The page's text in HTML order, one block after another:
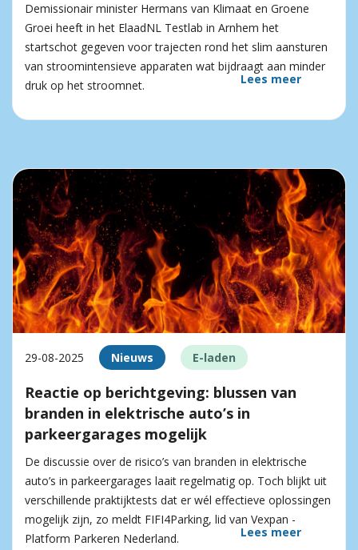
Demissionair minister Hermans van Klimaat en Groene
Groei heeft in het ElaadNL Testlab in Arnhem het
startschot gegeven voor trajecten rond het slim aansturen
van stroomintensieve apparaten wat bijdraagt aan minder
druk op het stroomnet.
Lees meer
29-08-2025 Nieuws E-laden
Reactie op berichtgeving: blussen van
branden in elektrische auto’s in
parkeergarages mogelijk
De discussie over de risico’s van branden in elektrische
auto’s in parkeergarages laait regelmatig op. Toch blijkt uit
verschillende praktijktests dat er wél effectieve oplossingen
mogelijk zijn, zo meldt FIFI4Parking, lid van Vexpan -
Platform Parkeren Nederland.
Lees meer